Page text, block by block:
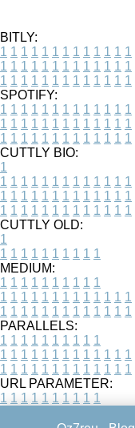
BITLY:
1 1 1 1 1 1 1 1 1 1 1 1 1
1 1 1 1 1 1 1 1 1 1 1 1 1
1 1 1 1 1 1 1 1 1 1 1 1 1
SPOTIFY:
1 1 1 1 1 1 1 1 1 1 1 1 1
1 1 1 1 1 1 1 1 1 1 1 1 1
1 1 1 1 1 1 1 1 1 1 1 1 1
CUTTLY BIO:
1
1 1 1 1 1 1 1 1 1 1 1 1 1
1 1 1 1 1 1 1 1 1 1 1 1 1
1 1 1 1 1 1 1 1 1 1 1 1 1
CUTTLY OLD:
1
1 1 1 1 1 1 1 1 1 1
MEDIUM:
1 1 1 1 1 1 1 1 1 1
1 1 1 1 1 1 1 1 1 1 1 1 1
1 1 1 1 1 1 1 1 1 1 1 1 1
PARALLELS:
1 1 1 1 1 1 1 1 1 1
1 1 1 1 1 1 1 1 1 1 1 1 1
1 1 1 1 1 1 1 1 1 1 1 1 1
URL PARAMETER:
1 1 1 1 1 1 1 1 1 1